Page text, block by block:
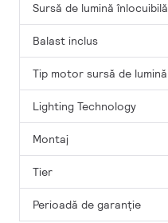
Sursă de lumină înlocuibilă
Balast inclus
Tip motor sursă de lumină
Lighting Technology
Montaj
Tier
Perioadă de garanţie